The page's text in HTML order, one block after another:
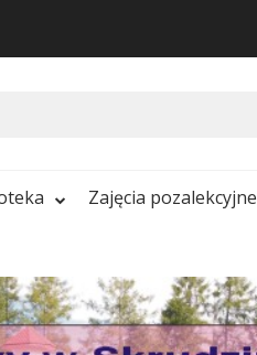
Zajęcia pozalekcyjne